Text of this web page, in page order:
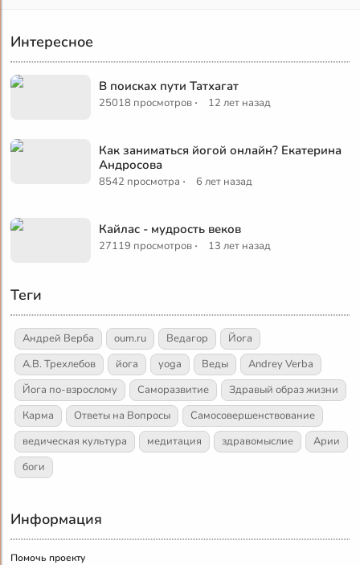
Интересное
В поисках пути Татхагат
25018 просмотров · 12 лет назад
Как заниматься йогой онлайн? Екатерина
Андросова
8542 просмотра · 6 лет назад
Кайлас - мудрость веков
27119 просмотров · 13 лет назад
Теги
Андрей Верба oum.ru Ведагор
Йога
А.В. Трехлебов
йога yoga Веды
Andrey Verba
Йога по-взрослому
Саморазвитие
Здравый образ жизни
Карма
Ответы на Вопросы
Самосовершенствование
ведическая культура
медитация здравомыслие
Арии
боги
Информация
Помочь проекту